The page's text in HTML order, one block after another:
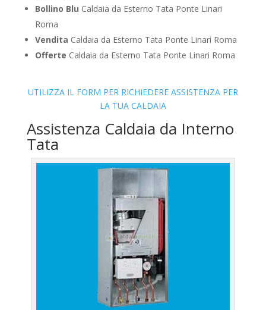
Bollino Blu Caldaia da Esterno Tata Ponte Linari
Roma
Vendita Caldaia da Esterno Tata Ponte Linari Roma
Offerte Caldaia da Esterno Tata Ponte Linari Roma
UTILIZZA IL FORM PER RICHIEDERE ASSISTENZA PER
LA TUA CALDAIA
Assistenza Caldaia da Interno
Tata